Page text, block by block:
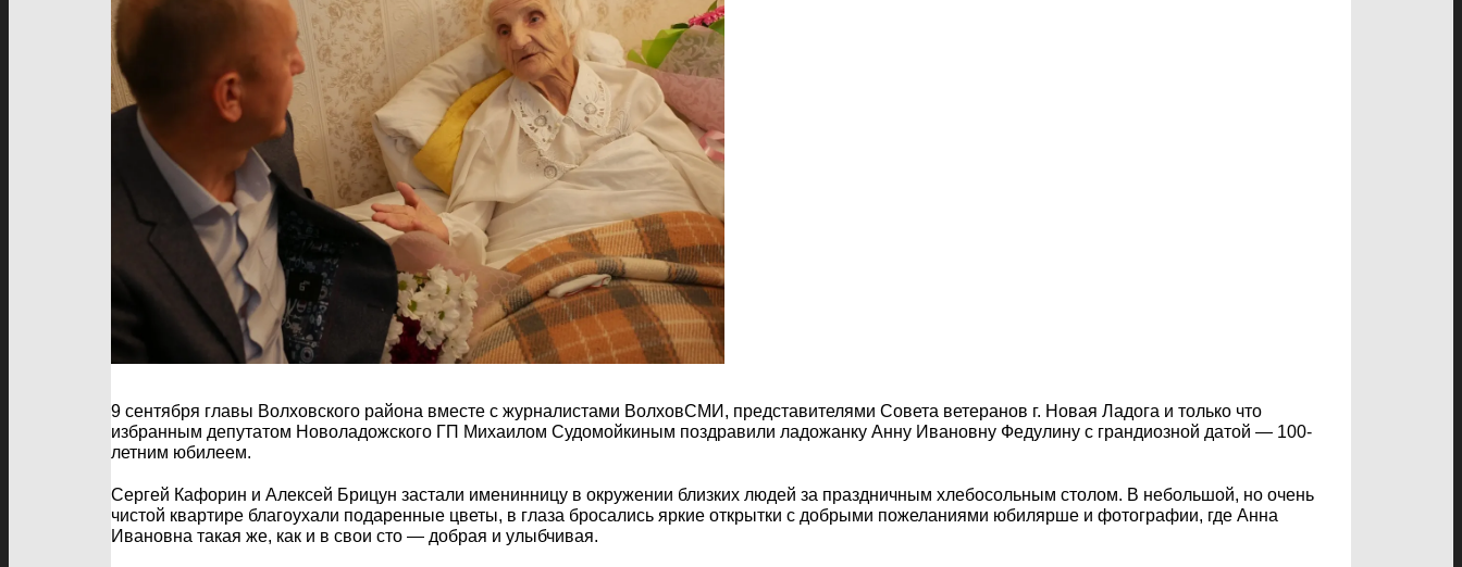
9 cентября главы Волховского района вместе с журналистами ВолховСМИ, представителями Совета ветеранов г. Новая Ладога и только что
избранным депутатом Новоладожского ГП Михаилом Судомойкиным поздравили ладожанку Анну Ивановну Федулину с грандиозной датой — 100-
летним юбилеем.
Сергей Кафорин и Алексей Брицун застали именинницу в окружении близких людей за праздничным хлебосольным столом. В небольшой, но очень
чистой квартире благоухали подаренные цветы, в глаза бросались яркие открытки с добрыми пожеланиями юбилярше и фотографии, где Анна
Ивановна такая же, как и в свои сто — добрая и улыбчивая.